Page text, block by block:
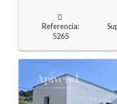
Referencia:
5265